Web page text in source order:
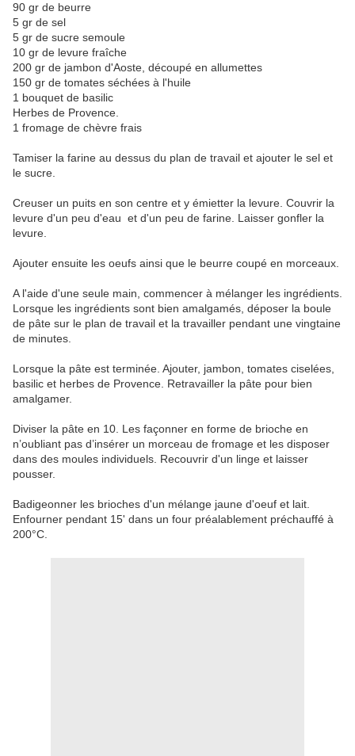
90 gr de beurre
5 gr de sel
5 gr de sucre semoule
10 gr de levure fraîche
200 gr de jambon d'Aoste, découpé en allumettes
150 gr de tomates séchées à l'huile
1 bouquet de basilic
Herbes de Provence.
1 fromage de chèvre frais
Tamiser la farine au dessus du plan de travail et ajouter le sel et
le sucre.
Creuser un puits en son centre et y émietter la levure. Couvrir la
levure d'un peu d'eau et d'un peu de farine. Laisser gonfler la
levure.
Ajouter ensuite les oeufs ainsi que le beurre coupé en morceaux.
A l'aide d'une seule main, commencer à mélanger les ingrédients.
Lorsque les ingrédients sont bien amalgamés, déposer la boule
de pâte sur le plan de travail et la travailler pendant une vingtaine
de minutes.
Lorsque la pâte est terminée. Ajouter, jambon, tomates ciselées,
basilic et herbes de Provence. Retravailler la pâte pour bien
amalgamer.
Diviser la pâte en 10. Les façonner en forme de brioche en
n’oubliant pas d’insérer un morceau de fromage et les disposer
dans des moules individuels. Recouvrir d'un linge et laisser
pousser.
Badigeonner les brioches d'un mélange jaune d'oeuf et lait.
Enfourner pendant 15' dans un four préalablement préchauffé à
200°C.